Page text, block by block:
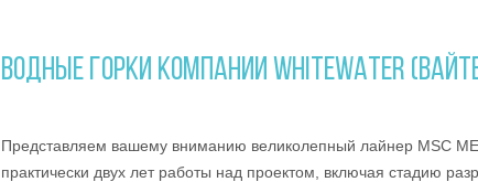
ВОДНЫЕ ГОРКИ КОМПАНИИ WHITEWATER
Представляем вашему вниманию великолепный лайнер MSC
практически двух лет работы над проектом, включая стадию